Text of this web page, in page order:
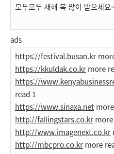
모두모두 새해 복 많이 받으세
ads
https://festival.busan.kr
https://kkuldak.co.kr more
https://
read 1
https://www.sinaxa.net
http://fallingstars.co.kr
http://www.imagenext.co.kr
http://mbcpro.co.kr more